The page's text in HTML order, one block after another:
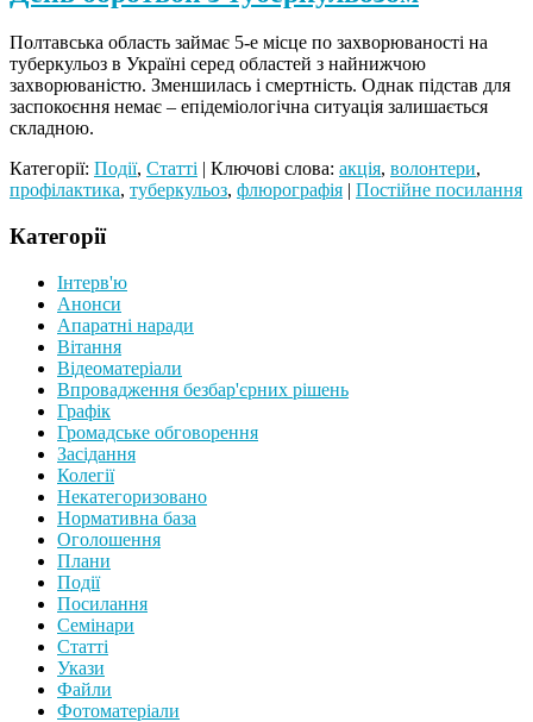
Полтавська область займає 5-е місце по захворюваності на
туберкульоз в Україні серед областей з найнижчою
захворюваністю. Зменшилась і смертність. Однак підстав для
заспокоєння немає – епідеміологічна ситуація залишається
складною.
Категорії: Події, Статтi | Ключові слова: акція, волонтери,
профілактика, туберкульоз, флюрографія Постійне посилання
Категорії
Інтерв'ю
Анонси
Апаратні наради
Вiтання
Відеоматеріали
Впровадження безбар'єрних рішень
Графiк
Громадське обговорення
Засідання
Колегії
Некатегоризовано
Нормативна база
Оголошення
Плани
Події
Посилання
Семінари
Статтi
Укази
Файли
Фотоматеріали